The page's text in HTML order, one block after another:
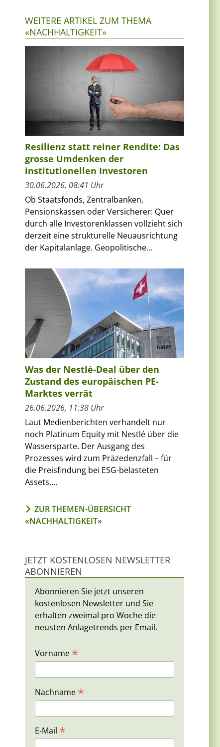
WEITERE ARTIKEL ZUM THEMA
«NACHHALTIGKEIT»
Resilienz statt reiner Rendite: Das
grosse Umdenken der
institutionellen Investoren
30.06.2026, 08:41 Uhr
Ob Staatsfonds, Zentralbanken,
Pensionskassen oder Versicherer: Quer
durch alle Investorenklassen vollzieht sich
derzeit eine strukturelle Neuausrichtung
der Kapitalanlage. Geopolitische...
Was der Nestlé-Deal über den
Zustand des europäischen PE-
Marktes verrät
26.06.2026, 11:38 Uhr
Laut Medienberichten verhandelt nur
noch Platinum Equity mit Nestlé über die
Wassersparte. Der Ausgang des
Prozesses wird zum Präzedenzfall – für
die Preisfindung bei ESG-belasteten
Assets,...
ZUR THEMEN-ÜBERSICHT
«NACHHALTIGKEIT»
JETZT KOSTENLOSEN NEWSLETTER
ABONNIEREN
Abonnieren Sie jetzt unseren
kostenlosen Newsletter und Sie
erhalten zweimal pro Woche die
neusten Anlagetrends per Email.
Vorname *
Nachname *
E-Mail *